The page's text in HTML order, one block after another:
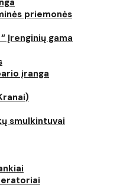
priemonės
“ Įrenginių gama
įranga
smulkintuvai